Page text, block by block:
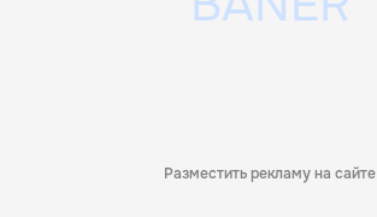
Разместить рекламу на сайте